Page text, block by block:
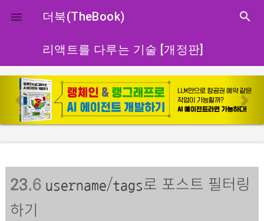
close
 더북(TheBook) search
리액트를 다루는 기술 [개정판]
p
r
e
o
u
e
x
23.6 username/tags로 포스트 필터링
하기